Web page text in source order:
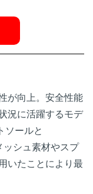
が向上。安全性能
況に活躍するモデ
ソールと
シュ素材やスプ
いたことにより最